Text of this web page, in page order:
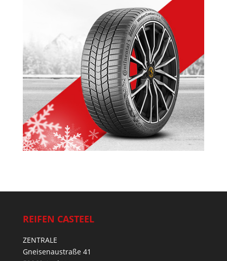
REIFEN CASTEEL
ZENTRALE
Gneisenaustraße 41